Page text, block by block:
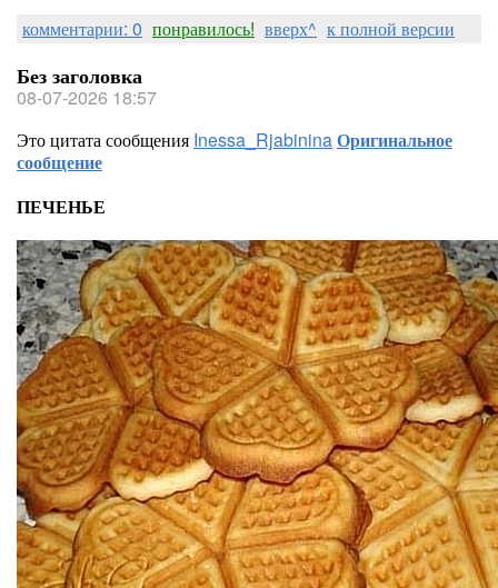
комментарии: 0 понравилось! вверх^ к полной версии
Без заголовка
08-07-2026 18:57
Это цитата сообщения Inessa_RjabininaОригинальное
сообщение
ПЕЧЕНЬЕ